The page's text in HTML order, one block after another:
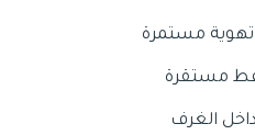
تهوية مستمرة
مستقرة
الغرف